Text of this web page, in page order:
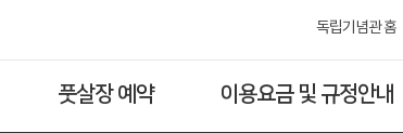
독립기념관 홈
풋살장 예약 이용요금 및 규정안내